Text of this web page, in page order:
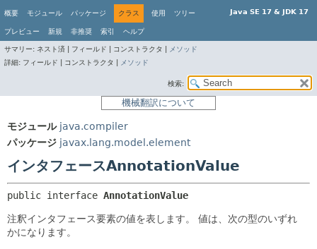
Java SE 17 & JDK 17
概要 モジュール パッケージ クラス 使用 ツリー
プレビュー 新規 非推奨 索引 ヘルプ
サマリー: ネスト済 | フィールド | コンストラクタ |
メソッド
詳細: フィールド | コンストラクタ | メソッド
検索:
機械翻訳について
モジュール java.compiler
パッケージ javax.lang.model.element
インタフェースAnnotationValue
public interface AnnotationValue
注釈インタフェース要素の値を表します。
値は、次の型のいずれ
かになります。